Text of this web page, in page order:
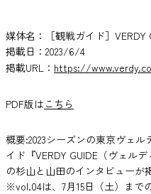
媒体名：［観戦ガイド］VERDY
掲載日：2023/6/4
掲載URL： https://
PDF版は こちら
概要:2023シーズンの東京ヴェ
イド『VERDY GUIDE（ヴェル
の杉山と山田のインタビューが
※vol.04は、7月15日（土）まで